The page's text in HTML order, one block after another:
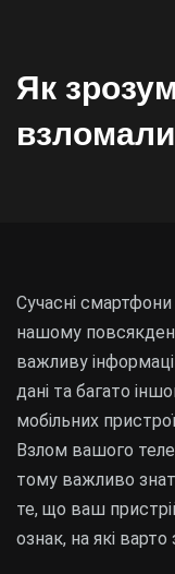
Як
взломали
Сучасні
нашому
важливу
дані та багато
мобільних
Взлом вашого
тому важливо
те, що ваш
ознак, на які